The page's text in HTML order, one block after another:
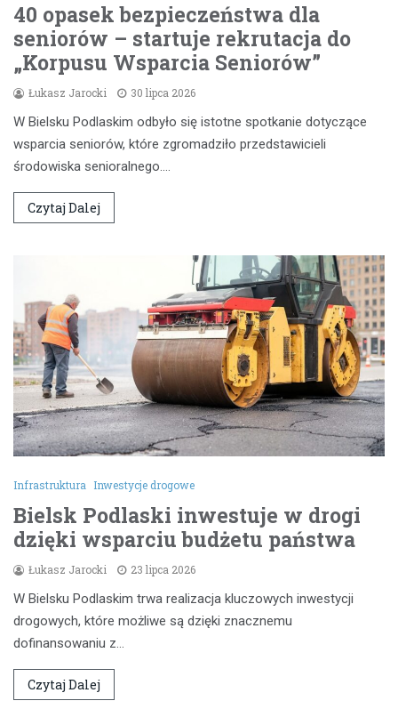
40 opasek bezpieczeństwa dla
seniorów – startuje rekrutacja do
„Korpusu Wsparcia Seniorów”
Łukasz Jarocki 30 lipca 2026
W Bielsku Podlaskim odbyło się istotne spotkanie dotyczące
wsparcia seniorów, które zgromadziło przedstawicieli
środowiska senioralnego.…
Czytaj Dalej
Infrastruktura Inwestycje drogowe
Bielsk Podlaski inwestuje w drogi
dzięki wsparciu budżetu państwa
Łukasz Jarocki 23 lipca 2026
W Bielsku Podlaskim trwa realizacja kluczowych inwestycji
drogowych, które możliwe są dzięki znacznemu
dofinansowaniu z…
Czytaj Dalej